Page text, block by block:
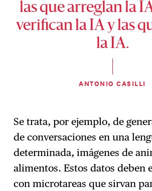
las que arreglan la
verifican la IA y las
la IA.
ANTONIO CASILLI
Se trata, por ejemplo, de
de conversaciones en una
determinada, imágenes de
alimentos. Estos datos deben
con microtareas que sirvan